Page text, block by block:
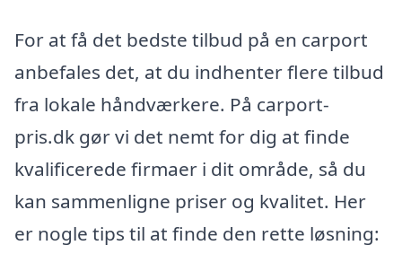
For at få det bedste tilbud på en carport
anbefales det, at du indhenter flere tilbud
fra lokale håndværkere. På carport-
pris.dk gør vi det nemt for dig at finde
kvalificerede firmaer i dit område, så du
kan sammenligne priser og kvalitet. Her
er nogle tips til at finde den rette løsning: